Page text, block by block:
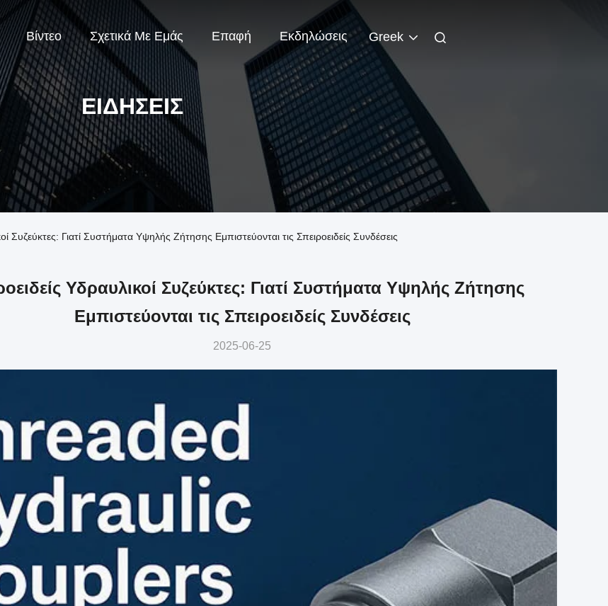
Βίντεο Σχετικά Με Εμάς Επαφή Εκδηλώσεις Greek
ΕΙΔΉΣΕΙΣ
Συζεύκτες: Γιατί Συστήματα Υψηλής Ζήτησης Εμπιστεύονται τις Σπειροειδείς Συνδέσεις
Υδραυλικοί Συζεύκτες: Γιατί Συστήματα Υψηλής Ζήτησης
Εμπιστεύονται τις Σπειροειδείς Συνδέσεις
2025-06-25